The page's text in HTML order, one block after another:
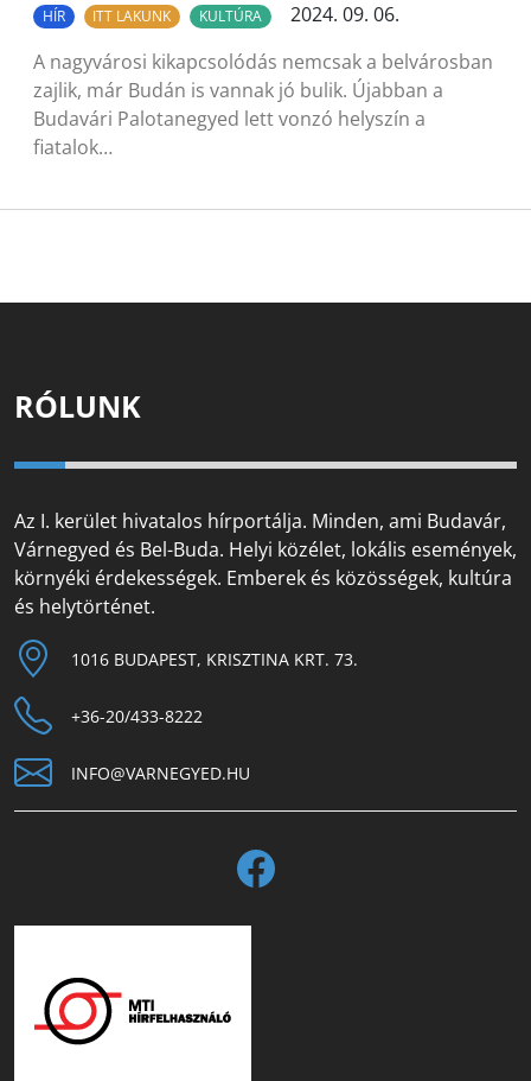
HÍR ITT LAKUNK KULTÚRA
2024. 09. 06.
A nagyvárosi kikapcsolódás nemcsak a belvárosban
zajlik, már Budán is vannak jó bulik. Újabban a
Budavári Palotanegyed lett vonzó helyszín a
fiatalok…
RÓLUNK
Az I. kerület hivatalos hírportálja. Minden, ami Budavár,
Várnegyed és Bel-Buda. Helyi közélet, lokális események,
környéki érdekességek. Emberek és közösségek, kultúra
és helytörténet.
1016 BUDAPEST, KRISZTINA KRT. 73.
+36-20/433-8222
INFO@VARNEGYED.HU